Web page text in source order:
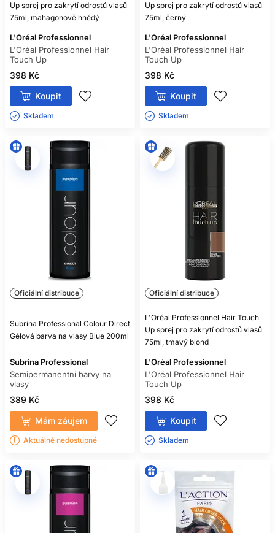
Up sprej pro zakrytí odrostů vlasů
75ml, mahagonově hnědý
L'Oréal Professionnel
L'Oréal Professionnel Hair
Touch Up
398 Kč
Koupit
Skladem ㅤ
Up sprej pro zakrytí odrostů vlasů
75ml, černý
L'Oréal Professionnel
L'Oréal Professionnel Hair
Touch Up
398 Kč
Koupit
Skladem ㅤ
Oficiální distribuce
Subrina Professional Colour Direct
Gélová barva na vlasy Blue 200ml
Subrina Professional
Semipermanentní barvy na
vlasy
389 Kč
Mám záujem
Aktuálně nedostupné
Oficiální distribuce
L'Oréal Professionnel Hair Touch
Up sprej pro zakrytí odrostů vlasů
75ml, tmavý blond
L'Oréal Professionnel
L'Oréal Professionnel Hair
Touch Up
398 Kč
Koupit
Skladem ㅤ